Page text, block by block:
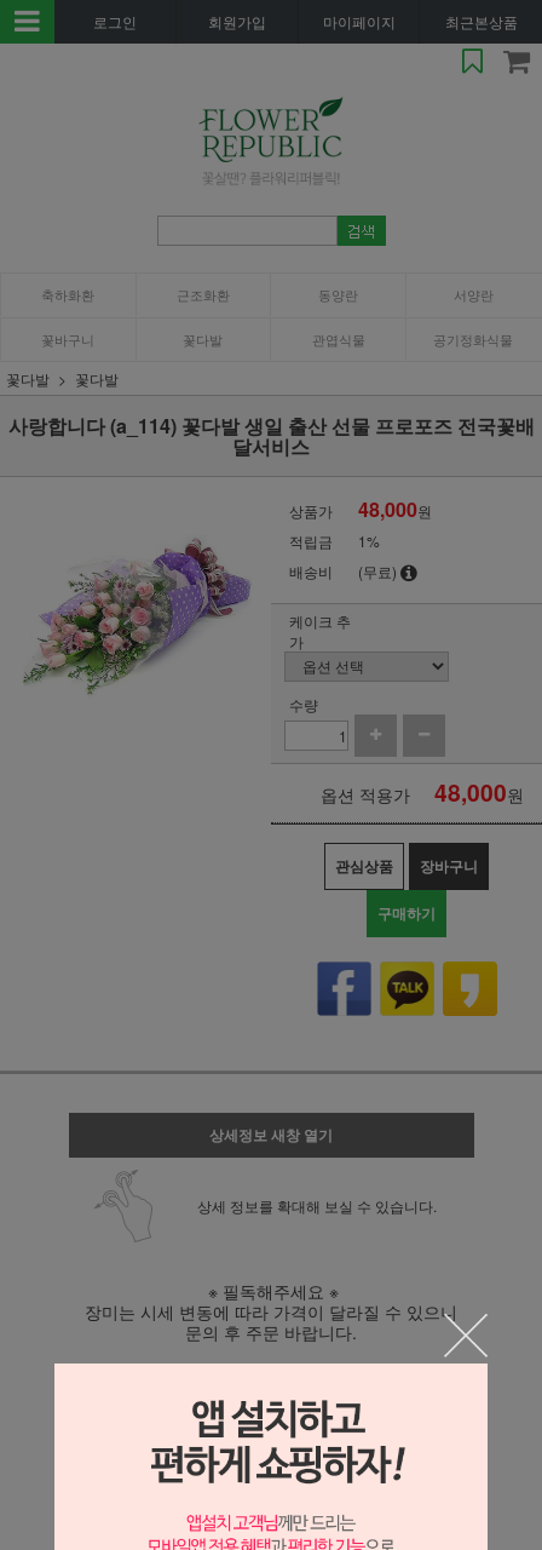
로그인 회원가입 마이페이지 최근본상품
축하화환 근조화환 동양란 서양란
꽃바구니 꽃다발 관엽식물 공기정화식물
꽃다발 꽃다발
사랑합니다 (a_114) 꽃다발 생일 출산 선물 프로포즈 전국꽃배
달서비스
상품가 48,000원
적립금
1%
배송비
(무료)
케이크 추
가
수량
옵션 적용가 48,000원
관심상품 장바구니
구매하기
상세정보 새창 열기
상세 정보를 확대해 보실 수 있습니다.
※ 필독해주세요 ※
장미는 시세 변동에 따라 가격이 달라질 수 있으니
문의 후 주문 바랍니다.